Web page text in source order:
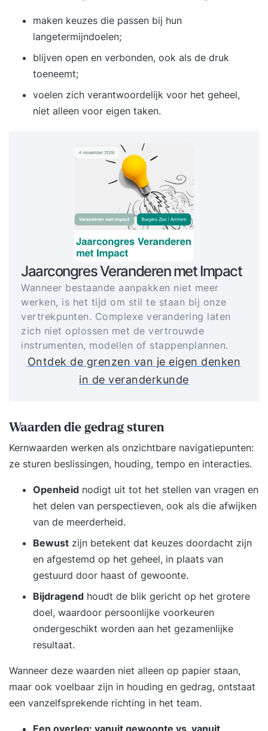
maken keuzes die passen bij hun
langetermijndoelen;
blijven open en verbonden, ook als de druk
toeneemt;
voelen zich verantwoordelijk voor het geheel,
niet alleen voor eigen taken.
Jaarcongres Veranderen met Impact
Wanneer bestaande aanpakken niet meer
werken, is het tijd om stil te staan bij onze
vertrekpunten. Complexe verandering laten
zich niet oplossen met de vertrouwde
instrumenten, modellen of stappenplannen.
Ontdek de grenzen van je eigen denken
in de veranderkunde
Waarden die gedrag sturen
Kernwaarden werken als onzichtbare navigatiepunten:
ze sturen beslissingen, houding, tempo en interacties.
Openheid nodigt uit tot het stellen van vragen en
het delen van perspectieven, ook als die afwijken
van de meerderheid.
Bewust zijn betekent dat keuzes doordacht zijn
en afgestemd op het geheel, in plaats van
gestuurd door haast of gewoonte.
Bijdragend houdt de blik gericht op het grotere
doel, waardoor persoonlijke voorkeuren
ondergeschikt worden aan het gezamenlijke
resultaat.
Wanneer deze waarden niet alleen op papier staan,
maar ook voelbaar zijn in houding en gedrag, ontstaat
een vanzelfsprekende richting in het team.